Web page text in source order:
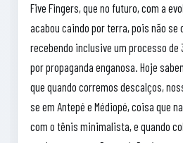
Five Fingers, que no futuro, com a
acabou caindo por terra, pois não se
recebendo inclusive um processo de
por propaganda enganosa. Hoje
que quando corremos descalços,
se em Antepé e Médiopé, coisa que
com o tênis minimalista, e quando